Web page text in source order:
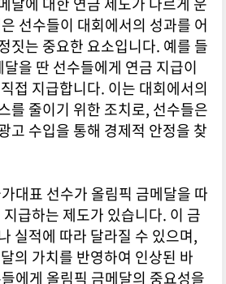
선수들이 대회에서의 성과를 어
짓는 중요한 요소입니다. 예를 들
을 딴 선수들에게 연금 지급이
접 지급합니다. 이는 대회에서의
를 줄이기 위한 조치로, 선수들은
고 수입을 통해 경제적 안정을 찾
대표 선수가 올림픽 금메달을 따
급하는 제도가 있습니다. 이 금
실적에 따라 달라질 수 있으며,
의 가치를 반영하여 인상된 바
에게 올림픽 금메달의 중요성을